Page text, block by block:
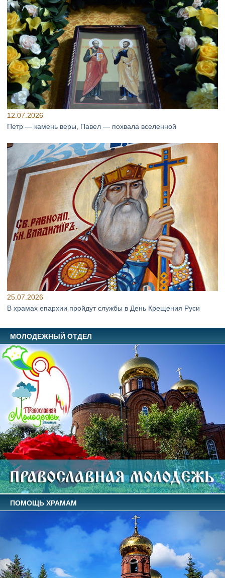
12.07.2026
Петр — камень веры, Павел — похвала вселенной
25.07.2026
В храмах епархии пройдут службы в День Крещения Руси
МОЛОДЕЖНЫЙ ОТДЕЛ
ПОМОЩЬ ХРАМАМ